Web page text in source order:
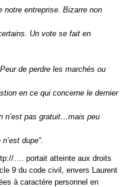
notre entreprise. Bizarre non
Un vote se fait en
de perdre les marchés ou
en ce qui concerne le dernier
n’est pas gratuit…mais peu
dupe”.
…. portait atteinte aux droits
9 du code civil, envers Laurent
à caractère personnel en